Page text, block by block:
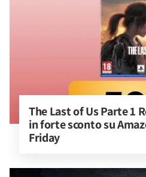
The Last of Us Parte 1
in forte sconto su
Friday